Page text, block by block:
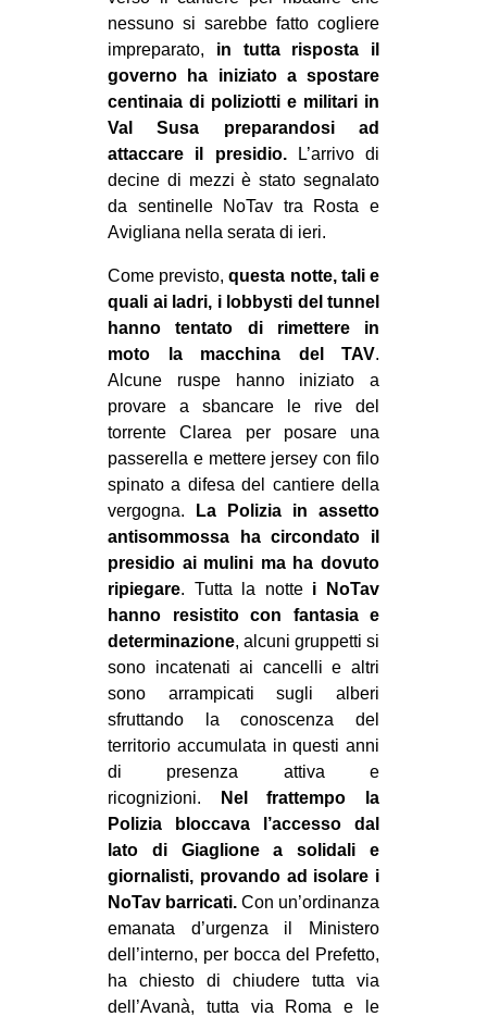
STUDENTI
CULTURE
ARTE
CINEMA
MANIFESTI
MUSICA
INTERNAZIONALE
AFRICA
ESTREMO ORIENTE
EUROPA
MEDIO ORIENTE
MONDO
EVENTI
in
bsky
ms
SEARCH
nessuno si sarebbe fatto cogliere
impreparato, in tutta risposta il
governo ha iniziato a spostare
centinaia di poliziotti e militari in
Val Susa preparandosi ad
attaccare il presidio.L’arrivo di
decine di mezzi è stato segnalato
da sentinelle NoTav tra Rosta e
Avigliana nella serata di ieri.
Come previsto,questa notte, tali e
quali ai ladri, i lobbysti del tunnel
hanno tentato di rimettere in
moto la macchina del TAV.
Alcune ruspe hanno iniziato a
provare a sbancare le rive del
torrente Clarea per posare una
passerella e mettere jersey con filo
spinato a difesa del cantiere della
vergogna.
La Polizia in assetto
antisommossa ha circondato il
presidio ai mulini ma ha dovuto
ripiegare. Tutta la notte i NoTav
hanno resistito con fantasia e
determinazione, alcuni gruppetti si
sono incatenati ai cancelli e altri
sono arrampicati sugli alberi
sfruttando la conoscenza del
territorio accumulata in questi anni
di presenza attiva e
ricognizioni.
Nel frattempo la
Polizia bloccava l’accesso dal
lato di Giaglione a solidali e
giornalisti, provando ad isolare i
NoTav barricati. Con un’ordinanza
emanata d’urgenza il Ministero
dell’interno, per bocca del Prefetto,
ha chiesto di chiudere tutta via
dell’Avanà, tutta via Roma e le